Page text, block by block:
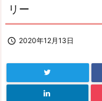
リー
 2020年12月13日